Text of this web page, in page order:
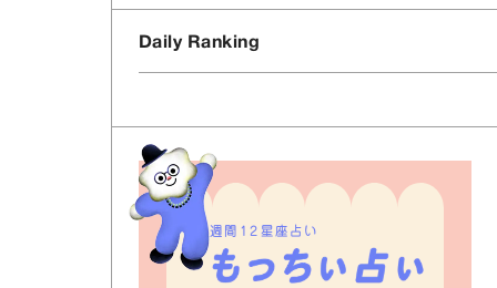
Daily Ranking
週間12星座占い